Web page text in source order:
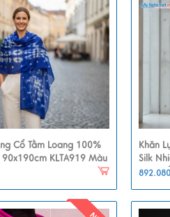
Cổ Tằm Loang 100%
KLTA919 Màu
Khăn
Silk
Nâu Đất